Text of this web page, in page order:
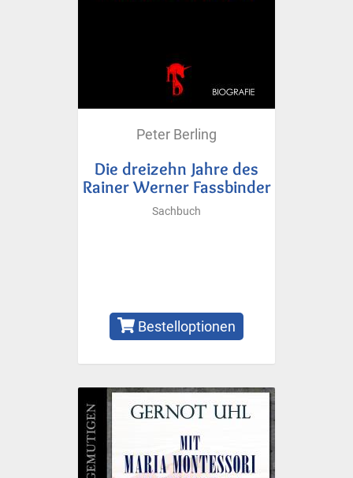
Peter Berling
Die dreizehn Jahre des
Rainer Werner Fassbinder
Sachbuch
Bestelloptionen